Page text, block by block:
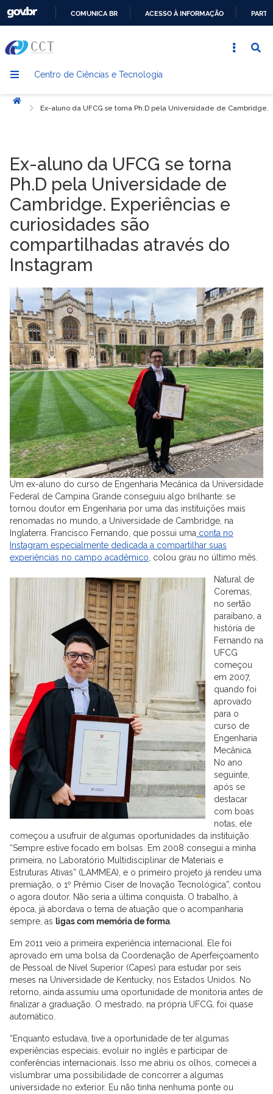
CONTEÚDO
COMUNICA BR ACESSO À INFORMAÇÃO
Centro de Ciências e Tecnologia
Início
Ex-aluno da UFCG se torna Ph.D pela Universidade de
Ex-aluno da UFCG se torna
Ph.D pela Universidade de
Cambridge. Experiências e
curiosidades são
compartilhadas através do
Instagram
Um ex-aluno do curso de Engenharia Mecânica da Universidade
Federal de Campina Grande conseguiu algo brilhante: se
tornou doutor em Engenharia por uma das instituições mais
renomadas no mundo, a Universidade de Cambridge, na
Inglaterra. Francisco Fernando, que possui uma conta no
Instagram especialmente dedicada a compartilhar suas
experiências no campo acadêmico , colou grau no último mês.
Natural de
Coremas,
no sertão
paraibano, a
história de
Fernando na
UFCG
começou
em 2007,
quando foi
aprovado
para o
curso de
Engenharia
Mecânica.
No ano
seguinte,
após se
destacar
com boas
notas, ele
começou a usufruir de algumas oportunidades da instituição.
“Sempre estive focado em bolsas. Em 2008 consegui a minha
primeira, no Laboratório Multidisciplinar de Materiais e
Estruturas Ativas” (LAMMEA), e o primeiro projeto já rendeu uma
premiação, o 1º Prêmio Ciser de Inovação Tecnológica”, contou
o agora doutor. Não seria a última conquista. O trabalho, à
época, já abordava o tema de atuação que o acompanharia
sempre, as ligas com memória de forma
Em 2011 veio a primeira experiência internacional. Ele foi
aprovado em uma bolsa da Coordenação de Aperfeiçoamento
de Pessoal de Nível Superior (Capes) para estudar por seis
meses na Universidade de Kentucky, nos Estados Unidos. No
retorno, ainda assumiu uma oportunidade de monitoria antes de
finalizar a graduação. O mestrado, na própria UFCG, foi quase
automático.
“Enquanto estudava, tive a oportunidade de ter algumas
experiências especiais, evoluir no inglês e participar de
conferências internacionais. Isso me abriu os olhos, comecei a
vislumbrar uma possibilidade de concorrer a algumas
universidade no exterior. Eu não tinha nenhuma ponte ou